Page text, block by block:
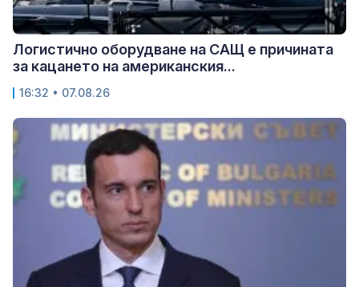
Логистично оборудване на САЩ е причината
за кацането на американския...
16:32 • 07.08.26